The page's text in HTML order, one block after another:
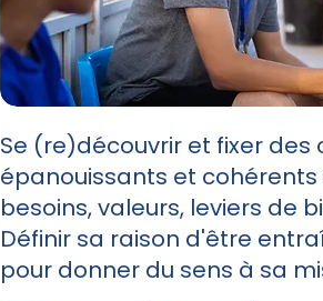
Se (re)découvrir et fixer des
épanouissants et cohérents
besoins, valeurs, leviers de
Définir sa raison d'être
pour donner du sens à sa